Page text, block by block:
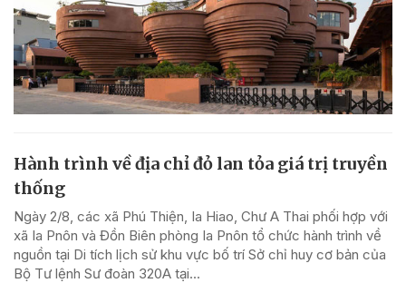
Hành trình về địa chỉ đỏ lan tỏa giá trị truyền
thống
Ngày 2/8, các xã Phú Thiện, Ia Hiao, Chư A Thai phối hợp với
xã Ia Pnôn và Đồn Biên phòng Ia Pnôn tổ chức hành trình về
nguồn tại Di tích lịch sử khu vực bố trí Sở chỉ huy cơ bản của
Bộ Tư lệnh Sư đoàn 320A tại...